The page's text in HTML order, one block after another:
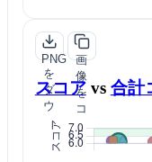
PNG
を
ダ
ウ
ン
ロ
ー
画
像
を
コ
ピ
ー
スコア vs 合計